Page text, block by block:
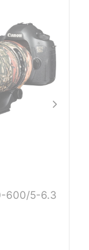
600/5-6.3